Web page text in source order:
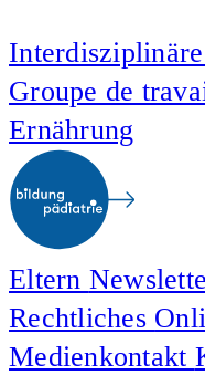
Groupe de
Ernährung
Eltern
Rechtliches
Medienkontakt